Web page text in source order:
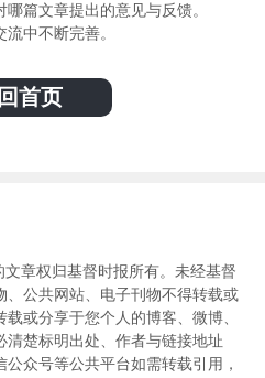
篇文章提出的意见与反馈。
中不断完善。
首页
文章权归基督时报所有。未经基督
、公共网站、电子刊物不得转载或
或分享于您个人的博客、微博、
楚标明出处、作者与链接地址
公众号等公共平台如需转载引用，